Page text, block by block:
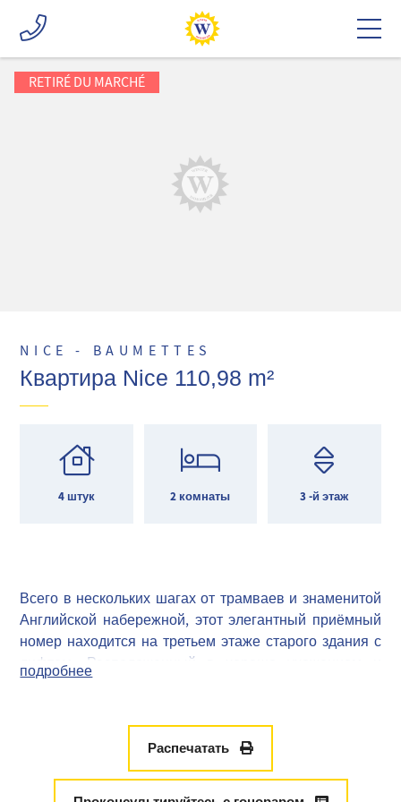
RETIRÉ DU MARCHÉ
NICE - BAUMETTES
Квартира Nice 110,98 m²
4 штук 2 комнаты 3 -й этаж
Всего в нескольких шагах от трамваев и знаменитой
Английской набережной, этот элегантный приёмный
номер находится на третьем этаже старого здания с
лифтом. Расположенный в хорошо ухоженном и
безопасном кондоминиуме, это имущество с
очарованием и качественным ремонтом.
От входа, вы откроете функциональную планировку:
большая гостиная, дружелюбная столовая, две
красивые спальни, оборудованная и полностью
подробнее
Распечатать